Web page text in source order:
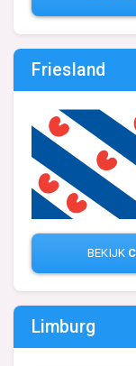
Friesland
BEKIJK
Limburg